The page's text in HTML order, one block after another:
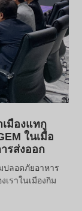
มืองแทกู
ในเมือ
รส่งออก
ปลอดภัยอาหาร
ราในเมืองกิม